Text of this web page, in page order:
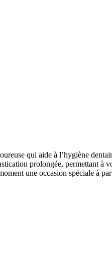
qui aide à l’hygiène
prolongée, permettant à
une occasion spéciale à